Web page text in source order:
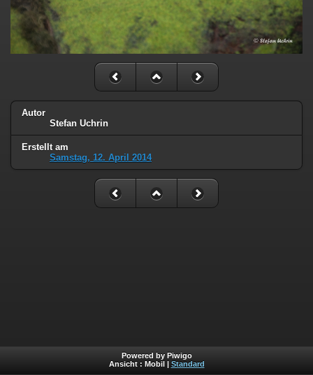
Autor
Stefan Uchrin
Erstellt am
Samstag, 12. April 2014
Powered by Piwigo
Ansicht : Mobil Standard